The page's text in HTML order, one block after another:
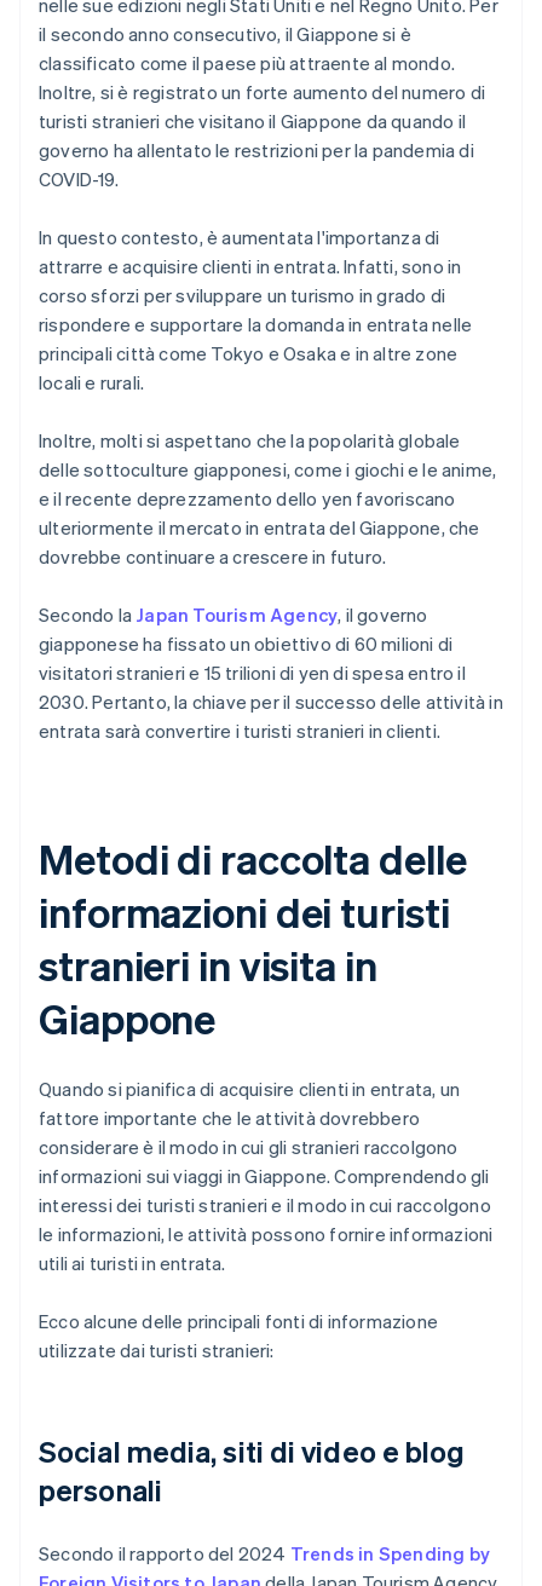
nelle sue edizioni negli Stati Uniti e nel Regno Unito. Per
il secondo anno consecutivo, il Giappone si è
classificato come il paese più attraente al mondo.
Inoltre, si è registrato un forte aumento del numero di
turisti stranieri che visitano il Giappone da quando il
governo ha allentato le restrizioni per la pandemia di
COVID-19.
In questo contesto, è aumentata l'importanza di
attrarre e acquisire clienti in entrata. Infatti, sono in
corso sforzi per sviluppare un turismo in grado di
rispondere e supportare la domanda in entrata nelle
principali città come Tokyo e Osaka e in altre zone
locali e rurali.
Inoltre, molti si aspettano che la popolarità globale
delle sottoculture giapponesi, come i giochi e le anime,
e il recente deprezzamento dello yen favoriscano
ulteriormente il mercato in entrata del Giappone, che
dovrebbe continuare a crescere in futuro.
Secondo la Japan Tourism Agency, il governo
giapponese ha fissato un obiettivo di 60 milioni di
visitatori stranieri e 15 trilioni di yen di spesa entro il
2030. Pertanto, la chiave per il successo delle attività in
entrata sarà convertire i turisti stranieri in clienti.
Metodi di raccolta delle
informazioni dei turisti
stranieri in visita in
Giappone
Quando si pianifica di acquisire clienti in entrata, un
fattore importante che le attività dovrebbero
considerare è il modo in cui gli stranieri raccolgono
informazioni sui viaggi in Giappone. Comprendendo gli
interessi dei turisti stranieri e il modo in cui raccolgono
le informazioni, le attività possono fornire informazioni
utili ai turisti in entrata.
Ecco alcune delle principali fonti di informazione
utilizzate dai turisti stranieri:
Social media, siti di video e blog
personali
Secondo il rapporto del 2024 Trends in Spending by